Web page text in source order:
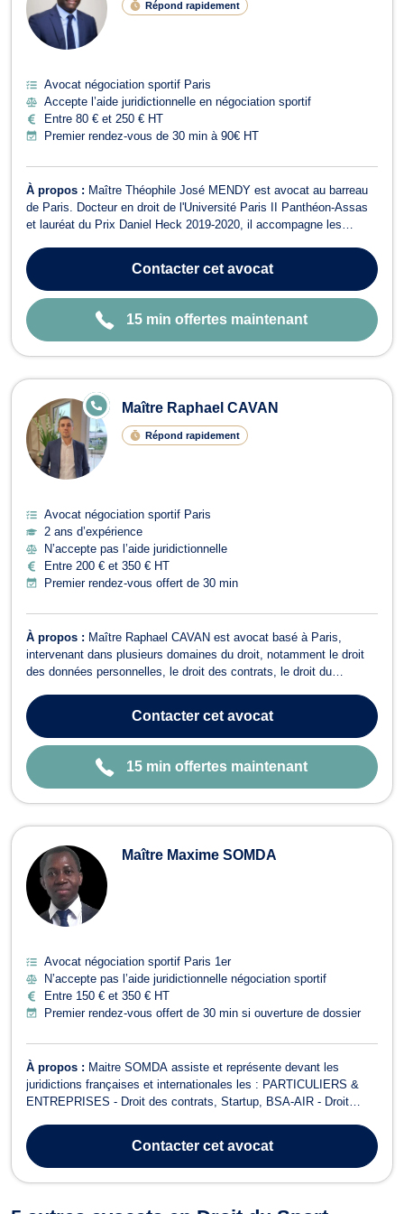
Répond rapidement
N
E
Avocat négociation sportif Paris
Accepte l’aide juridictionnelle en négociation sportif
Entre 80 € et 250 € HT
Premier rendez-vous de 30 min à 90€ HT
À propos : Maître Théophile José MENDY est avocat au barreau
de Paris. Docteur en droit de l'Université Paris II Panthéon-Assas
et lauréat du Prix Daniel Heck 2019-2020, il accompagne les
la résolution de leurs litiges. Grâce à son parcours juridique et à
son expéri...
Contactercet avocat
15 min offertes maintenant
Maître Raphael CAVAN
Répond rapidement
E
N
LI
G
N
E
Avocat négociation sportif Paris
2 ans d’expérience
N’accepte pas l’aide juridictionnelle
Entre 200 € et 350 € HT
Premier rendez-vous offert de 30 min
À propos : Maître Raphael CAVAN est avocat basé à Paris,
intervenant dans plusieurs domaines du droit, notamment le droit
des données personnelles, le droit des contrats, le droit du
intellectuelle. En matiere de droit du numérique, Maître CAVAN
vous conseille dans la mis...
Contactercet avocat
15 min offertes maintenant
Maître Maxime SOMDA
Avocat négociation sportif Paris 1er
N’accepte pas l’aide juridictionnelle négociation sportif
Entre 150 € et 350 € HT
Premier rendez-vous offert de 30 min si ouverture de dossier
À propos : Maitre SOMDA assiste et représente devant les
juridictions françaises et internationales les : PARTICULIERS &
ENTREPRISES - Droit des contrats, Startup, BSA-AIR - Droit
Droit de la santé et responsabilité médicale - Droits de l’homme
(CNDA, CEDH) et RSE ...Contactercet avocat